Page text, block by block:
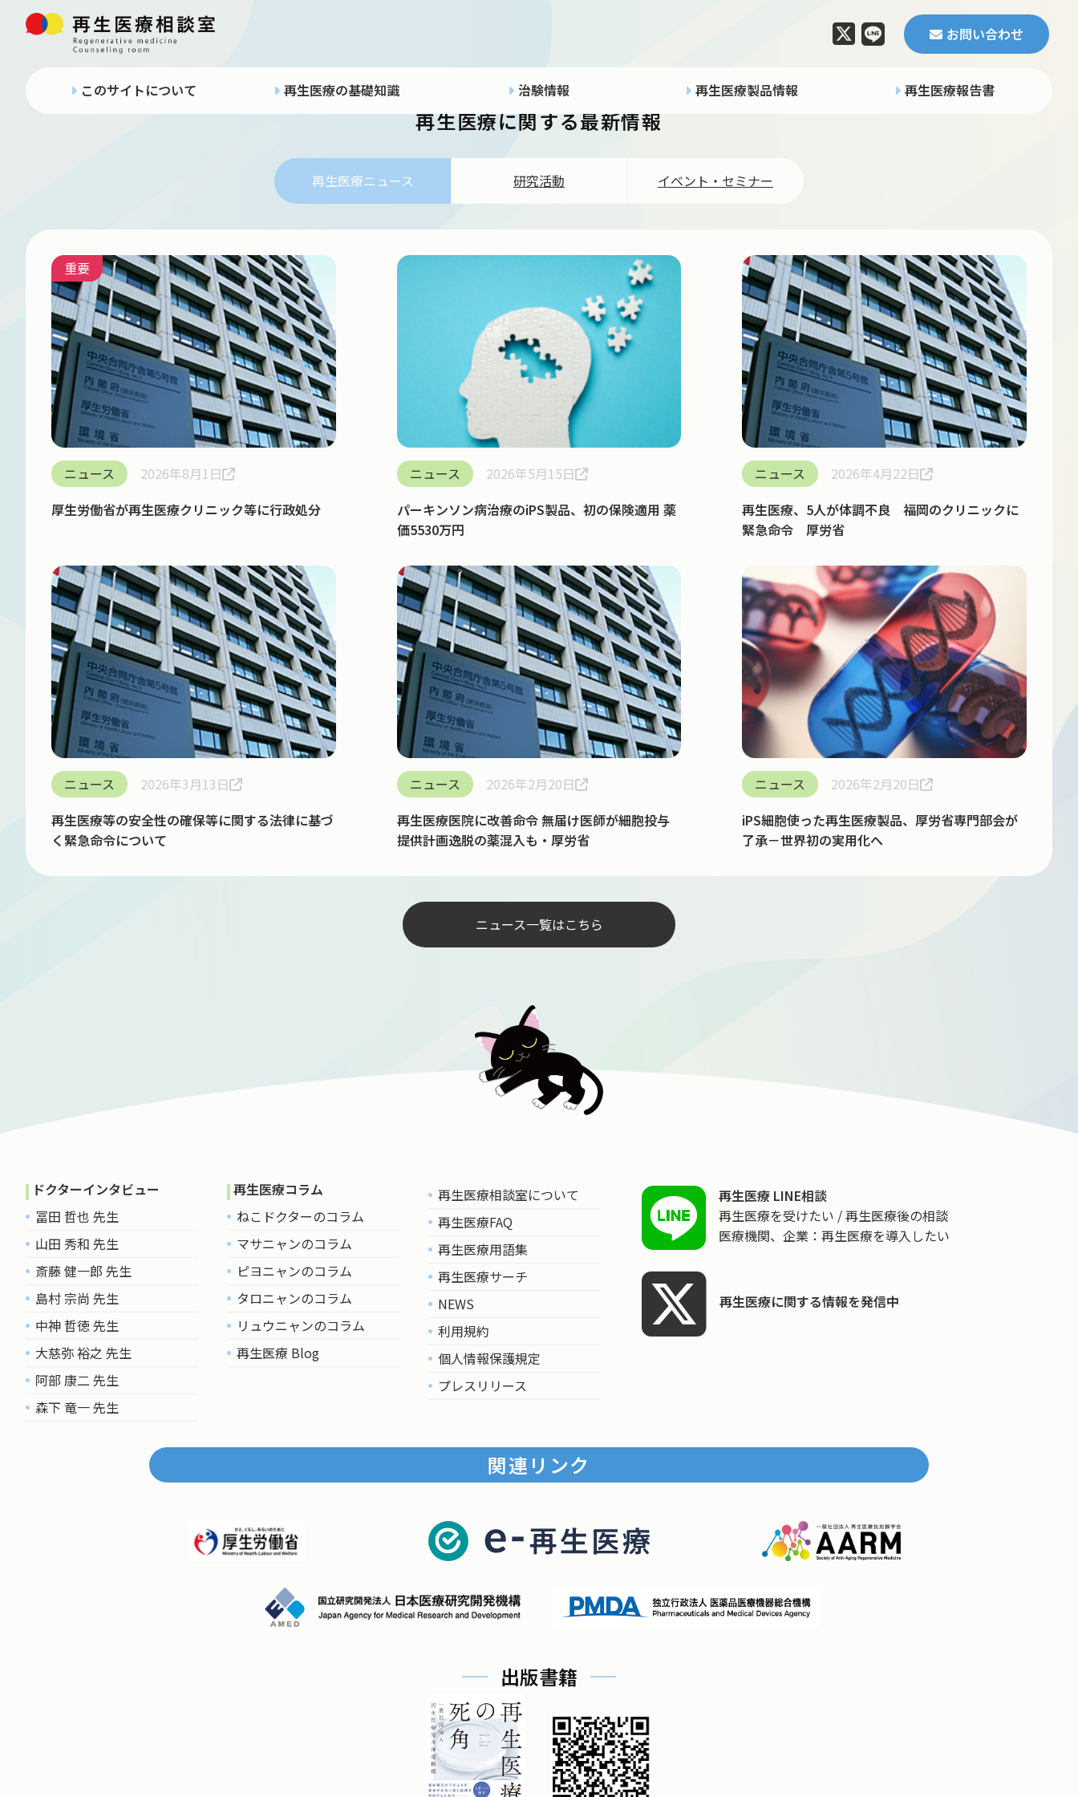
お問い合わせ
このサイトについて 再生医療の基礎知識 治験情報 再生医療製品情報 再生医療報告書
INFORMATION
再生医療に関する最新情報
再生医療ニュース 研究活動 イベント・セミナー
ニュース 2026年8月1日
重要
厚生労働省が再生医療クリニック等に行政処分
ニュース
2026年5月15日
パーキンソン病治療のiPS製品、初の保険適用 薬
価5530万円
ニュース
2026年4月22日
再生医療、5人が体調不良 福岡のクリニックに
緊急命令 厚労省
ニュース
2026年3月13日
再生医療等の安全性の確保等に関する法律に基づ
く緊急命令について
ニュース
2026年2月20日
再生医療医院に改善命令 無届け医師が細胞投与
提供計画逸脱の薬混入も・厚労省
ニュース
2026年2月20日
iPS細胞使った再生医療製品、厚労省専門部会が
了承－世界初の実用化へ
ニュース一覧はこちら
ドクターインタビュー
冨田 哲也 先生
山田 秀和 先生
斎藤 健一郎 先生
島村 宗尚 先生
中神 哲徳 先生
大慈弥 裕之 先生
阿部 康二 先生
森下 竜一 先生
再生医療コラム
ねこドクターのコラム
マサニャンのコラム
ピヨニャンのコラム
タロニャンのコラム
リュウニャンのコラム
再生医療 Blog
再生医療相談室について
再生医療FAQ
再生医療用語集
再生医療サーチ
NEWS
利用規約
個人情報保護規定
プレスリリース
再生医療 LINE相談
再生医療を受けたい / 再生医療後の相談
医療機関、企業：再生医療を導入したい
再生医療に関する情報を発信中
関連リンク
出版書籍